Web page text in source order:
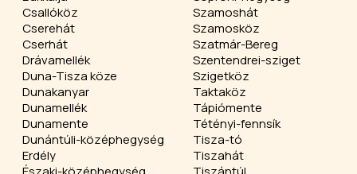
Csallóköz
Cserehát
Cserhát
Drávamellék
Duna-Tisza köze
Dunakanyar
Dunamellék
Dunamente
Dunántúli-középhegység
Erdély
Szamoshát
Szamosköz
Szatmár-Bereg
Szentendrei-sziget
Szigetköz
Taktaköz
Tápiómente
Tétényi-fennsík
Tisza-tó
Tiszahát